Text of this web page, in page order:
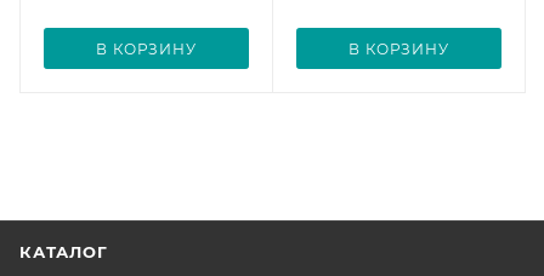
В КОРЗИНУ В КОРЗИНУ
КАТАЛОГ